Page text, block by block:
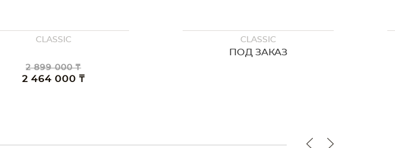
CLASSIC CLASSIC